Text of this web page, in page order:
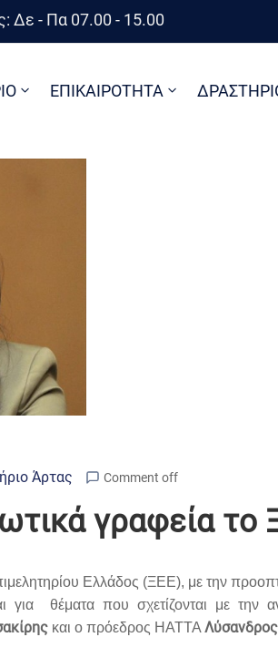
Δε - Πα 07.00 - 15.00
ΕΠΙΚΑΙΡΟΤΗΤΑ
Άρτας Comment off
γραφεία το
Ελλάδος (ΞΕΕ), με την
για θέματα που σχετίζονται με
και ο πρόεδρος HATTA